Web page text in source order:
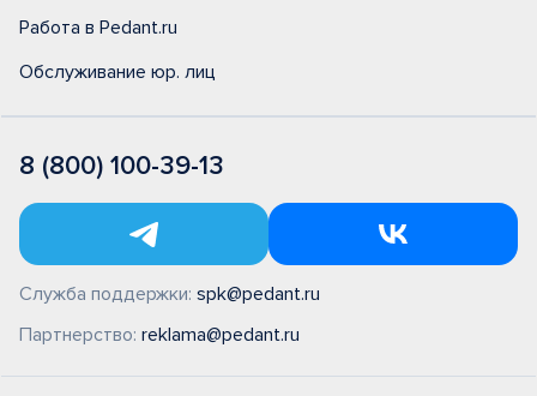
Работа в Pedant.ru
Обслуживание юр. лиц
8 (800) 100-39-13
Служба поддержки: spk@pedant.ru
Партнерство: reklama@pedant.ru